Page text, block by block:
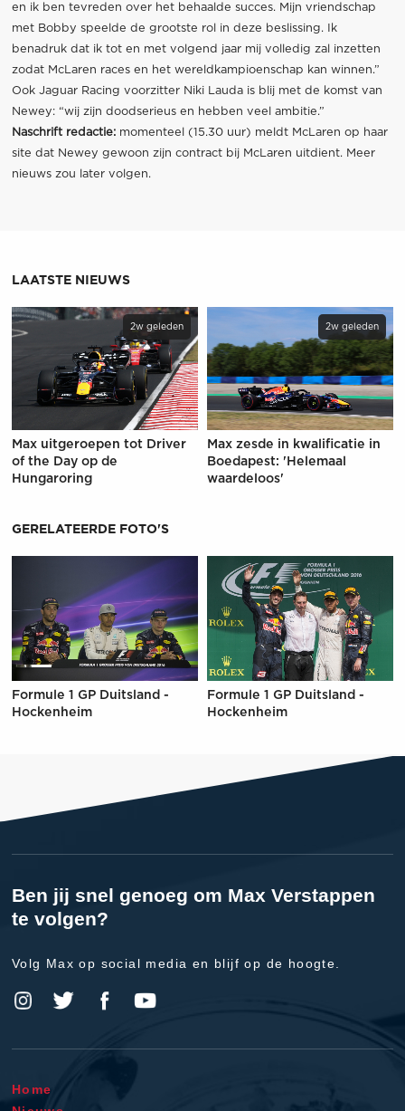
en ik ben tevreden over het behaalde succes. Mijn vriendschap
met Bobby speelde de grootste rol in deze beslissing. Ik
benadruk dat ik tot en met volgend jaar mij volledig zal inzetten
zodat McLaren races en het wereldkampioenschap kan winnen.”
Ook Jaguar Racing voorzitter Niki Lauda is blij met de komst van
Newey: “wij zijn doodserieus en hebben veel ambitie.”
Naschrift redactie:momenteel (15.30 uur) meldt McLaren op haar
site dat Newey gewoon zijn contract bij McLaren uitdient. Meer
nieuws zou later volgen.
LAATSTE NIEUWS
2w geleden
Max uitgeroepen tot Driver
of the Day op de
Hungaroring
2w geleden
Max zesde in kwalificatie in
Boedapest: 'Helemaal
waardeloos'
GERELATEERDE FOTO'S
Formule 1 GP Duitsland -
Hockenheim
Formule 1 GP Duitsland -
Hockenheim
Ben jij snel genoeg om Max Verstappen
te volgen?
Volg Max op social media en blijf op de hoogte.
Home